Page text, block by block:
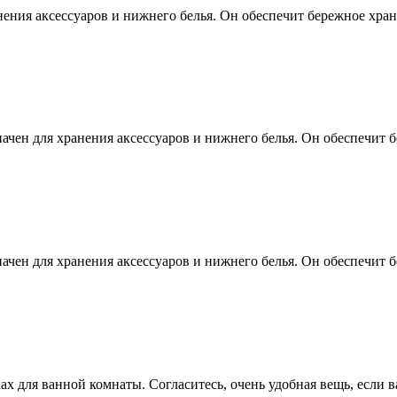
аксессуаров и нижнего белья. Он обеспечит бережное
для хранения аксессуаров и нижнего белья. Он обеспечит
для хранения аксессуаров и нижнего белья. Он обеспечит
для ванной комнаты. Согласитесь, очень удобная вещь, если